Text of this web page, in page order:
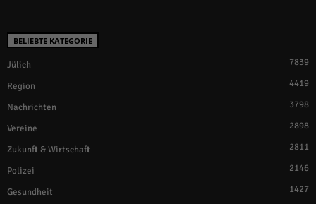
BELIEBTE KATEGORIE
Jülich 7839
Region 4419
Nachrichten 3798
Vereine 2898
Zukunft & Wirtschaft 2811
Polizei 2146
Gesundheit 1427